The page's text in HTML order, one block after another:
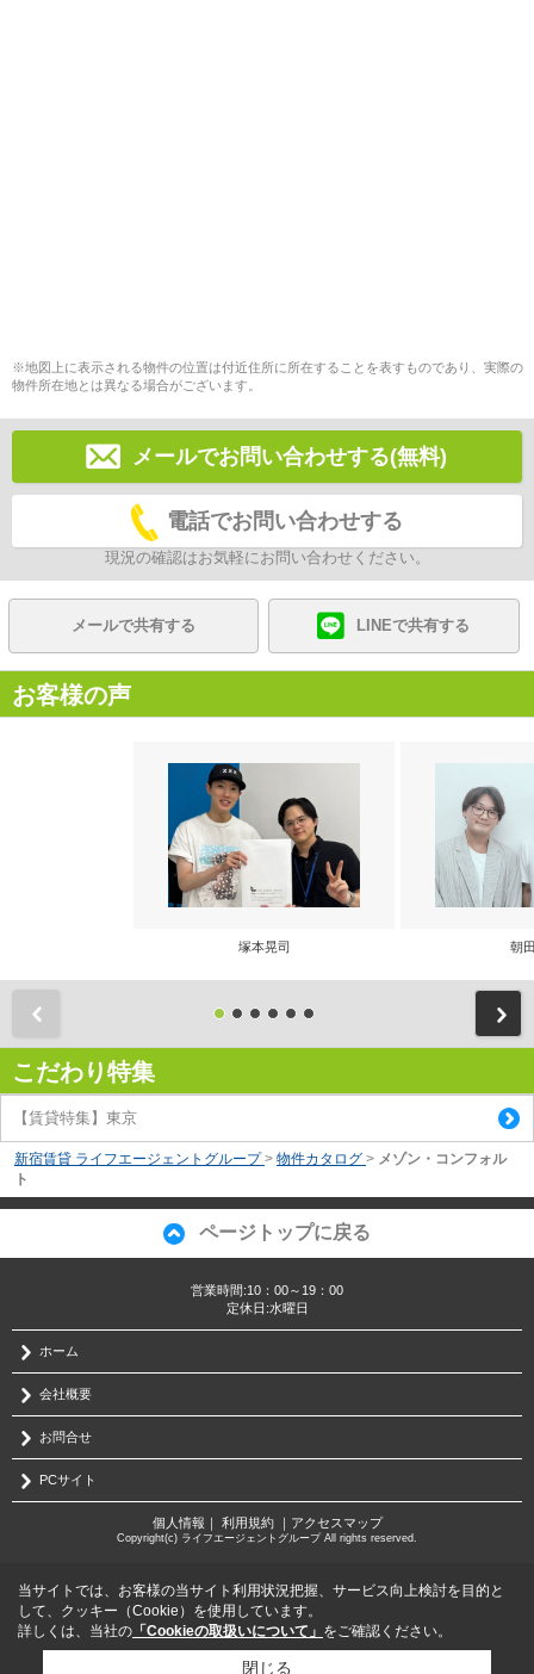
※地図上に表示される物件の位置は付近住所に所在することを表すものであり、実際の
物件所在地とは異なる場合がございます。
メールでお問い合わせする(無料)
電話でお問い合わせする
現況の確認はお気軽にお問い合わせください。
メールで共有する LINEで共有する
お客様の声
塚本晃司 朝
こだわり特集
【賃貸特集】東京
新宿賃貸 ライフエージェントグループ > 物件カタログ > メゾン・コンフォル
ト
ページトップに戻る
営業時間:10：00～19：00
定休日:水曜日
ホーム
会社概要
お問合せ
PCサイト
個人情報 利用規約｜ アクセスマップ
Copyright(c) ライフエージェントグループ All rights reserved.
当サイトでは、お客様の当サイト利用状況把握、サービス向上検討を目的と
して、クッキー（Cookie）を使用しています。
詳しくは、当社の 「Cookieの取扱いについて」 をご確認ください。
閉じる